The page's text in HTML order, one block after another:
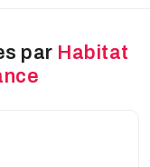
par Habitat